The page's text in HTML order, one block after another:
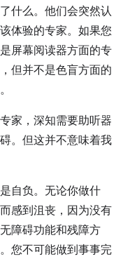
什么。他们会突然认
体验的专家。如果您
屏幕阅读器方面的专
但并不是色盲方面的
家，深知需要助听器
。但这并不意味着我
自负。无论你做什
感到沮丧，因为没有
障碍功能和残障方
您不可能做到事事完